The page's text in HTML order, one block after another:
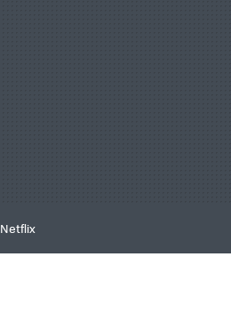
Netflix